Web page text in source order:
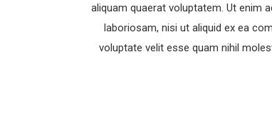
aliquam quaerat voluptatem. Ut enim
laboriosam, nisi ut aliquid ex ea
voluptate velit esse quam nihil